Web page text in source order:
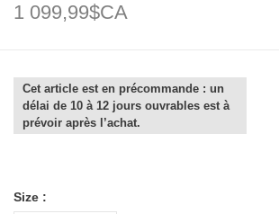
1 099,99$CA
Cet article est en précommande : un
délai de 10 à 12 jours ouvrables est à
prévoir après l’achat.
Size :